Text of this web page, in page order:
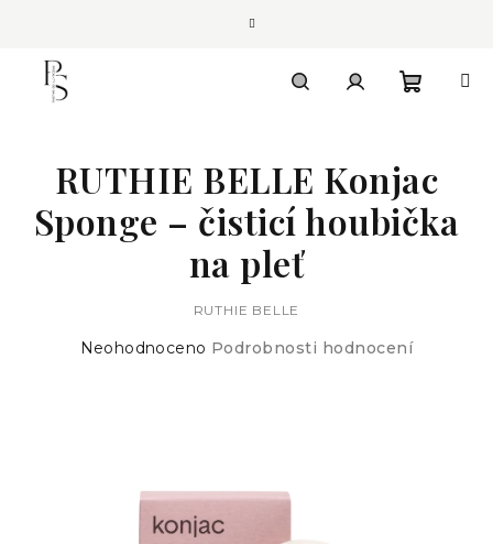
košík
RUTHIE BELLE Konjac
Sponge – čisticí houbička
na pleť
RUTHIE BELLE
Průměrné
hvězdiček.
Neohodnoceno Podrobnosti hodnocení